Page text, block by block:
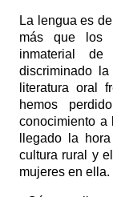
La lengua es
más que los
inmaterial
discriminado
literatura oral
hemos
conocimiento a
llegado la
cultura rural y
mujeres en ella.